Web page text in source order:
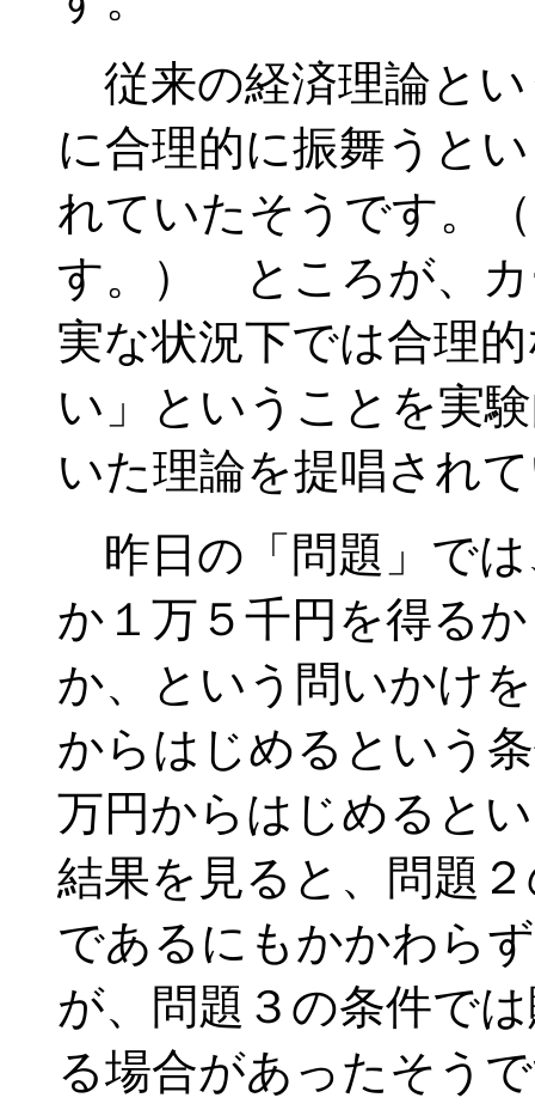
従来の経済理論と
に合理的に振舞うと
れていたそうです。
す。） ところが、カ
実な状況下では合理
い」ということを実
いた理論を提唱され
昨日の「問題」では
か１万５千円を得る
か、という問いかけ
からはじめるという
万円からはじめると
結果を見ると、問題
であるにもかかわら
が、問題３の条件で
る場合があったそう